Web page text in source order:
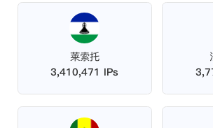
莱索托
3,410,471 IPs